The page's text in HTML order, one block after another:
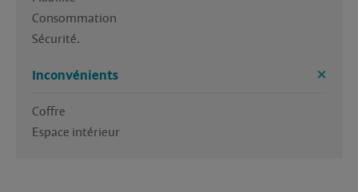
Consommation
Sécurité.
Inconvénients
Coffre